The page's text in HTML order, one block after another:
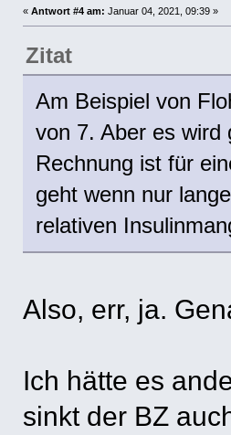
« Antwort #4 am: Januar 04, 2021, 09:39 »
Zitat
Am Beispiel von
von 7. Aber es wird
Rechnung ist für
geht wenn nur
relativen
Also, err, ja.
Ich hätte es
sinkt der BZ